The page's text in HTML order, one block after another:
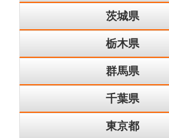
茨城県
栃木県
群馬県
千葉県
東京都